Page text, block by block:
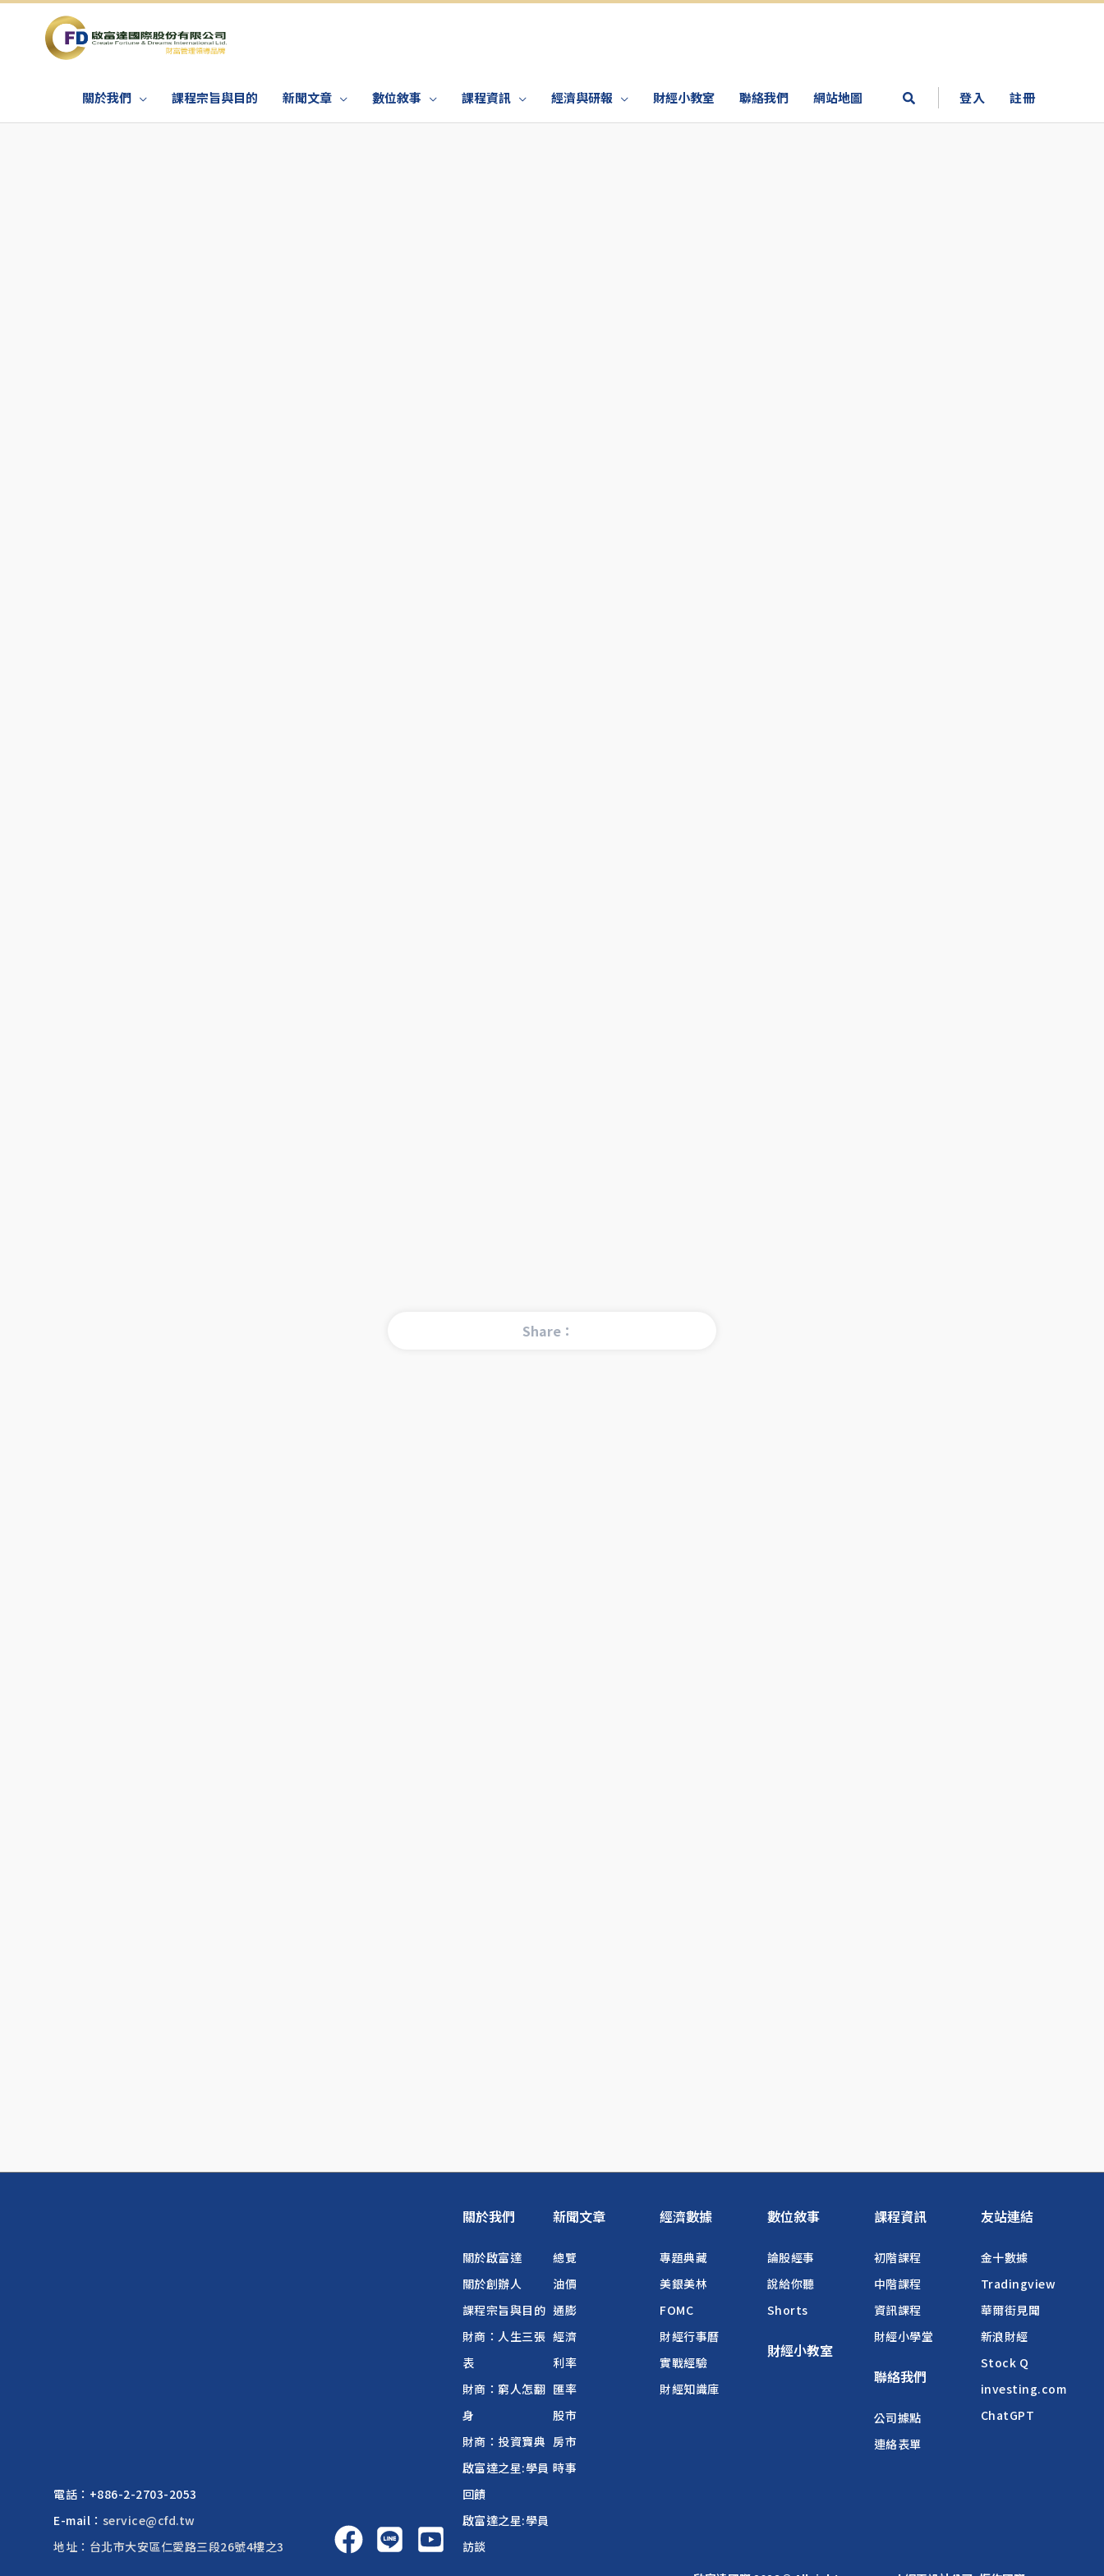
關於我們 課程宗旨與目的 新聞文章 數位敘事 課程資訊 經濟與研報 財經小教室 聯絡我們 網站地圖 登入 註冊
Share：
電話： +886-2-2703-2053
E-mail： service@cfd.tw
地址：台北市大安區仁愛路三段26號4樓之3
關於我們
關於啟富達
關於創辦人
課程宗旨與目的
財商：人生三張
表
財商：窮人怎翻
身
財商：投資寶典
啟富達之星:學員
回饋
啟富達之星:學員
訪談
新聞文章
總覽
油價
通膨
經濟
利率
匯率
股市
房市
時事
經濟數據
專題典藏
美銀美林
FOMC
財經行事曆
實戰經驗
財經知識庫
數位敘事
論股經事
說給你聽
Shorts
財經小教室
課程資訊
初階課程
中階課程
資訊課程
財經小學堂
聯絡我們
公司據點
連絡表單
友站連結
金十數據
Tradingview
華爾街見聞
新浪財經
Stock Q
investing.com
ChatGPT